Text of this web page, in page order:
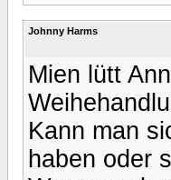
Johnny Harms
Mien lütt
Kann man
haben oder